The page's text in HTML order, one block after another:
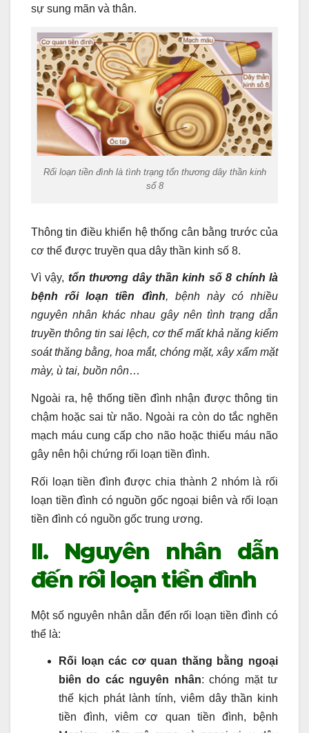
sự sung mãn và thân.
Rối loạn tiền đình là tình trạng tổn thương dây thần kinh
số 8
Thông tin điều khiển hệ thống cân bằng trước của
cơ thể được truyền qua dây thần kinh số 8.
Vì vậy, tổn thương dây thần kinh số 8 chính là
bệnh rối loạn tiền đình, bệnh này có nhiều
nguyên nhân khác nhau gây nên tình trạng dẫn
truyền thông tin sai lệch, cơ thể mất khả năng kiểm
soát thăng bằng, hoa mắt, chóng mặt, xây xẩm mặt
mày, ù tai, buồn nôn…
Ngoài ra, hệ thống tiền đình nhận được thông tin
chậm hoặc sai từ não. Ngoài ra còn do tắc nghẽn
mạch máu cung cấp cho não hoặc thiếu máu não
gây nên hội chứng rối loạn tiền đình.
Rối loạn tiền đình được chia thành 2 nhóm là rối
loạn tiền đình có nguồn gốc ngoại biên và rối loạn
tiền đình có nguồn gốc trung ương.
II. Nguyên nhân dẫn
đến rối loạn tiền đình
Một số nguyên nhân dẫn đến rối loạn tiền đình có
thể là:
Rối loạn các cơ quan thăng bằng ngoại
biên do các nguyên nhân: chóng mặt tư
thế kịch phát lành tính, viêm dây thần kinh
tiền đình, viêm cơ quan tiền đình, bệnh